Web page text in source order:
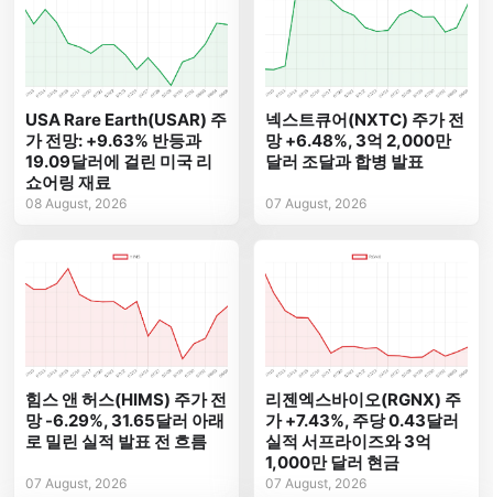
USA Rare Earth(USAR) 주
가 전망: +9.63% 반등과
19.09달러에 걸린 미국 리
쇼어링 재료
08 August, 2026
넥스트큐어(NXTC) 주가 전
망 +6.48%, 3억 2,000만
달러 조달과 합병 발표
07 August, 2026
힘스 앤 허스(HIMS) 주가 전
망 -6.29%, 31.65달러 아래
로 밀린 실적 발표 전 흐름
07 August, 2026
리젠엑스바이오(RGNX) 주
가 +7.43%, 주당 0.43달러
실적 서프라이즈와 3억
1,000만 달러 현금
07 August, 2026